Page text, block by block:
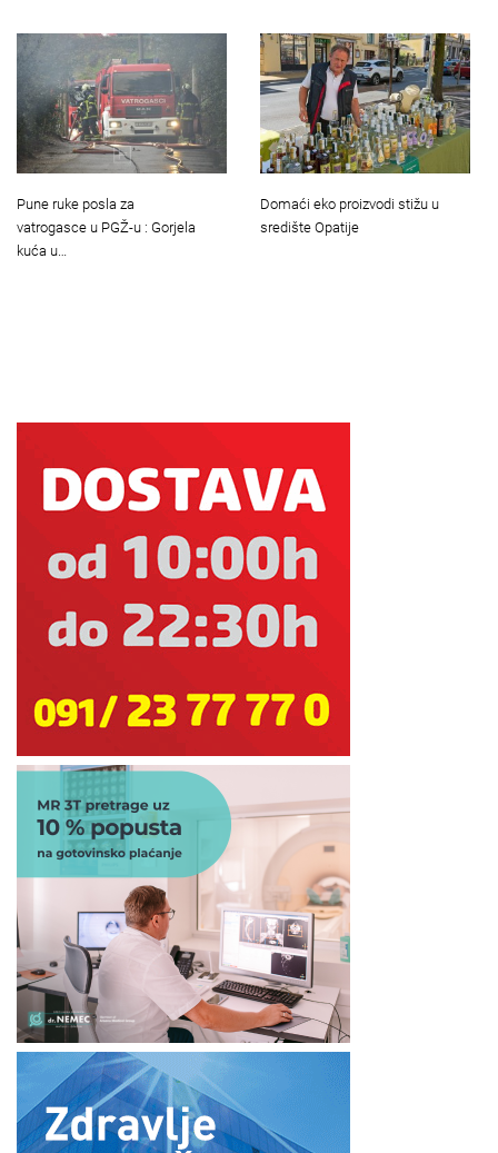
Pune ruke posla za
vatrogasce u PGŽ-u : Gorjela
kuća u…
Domaći eko proizvodi stižu u
središte Opatije